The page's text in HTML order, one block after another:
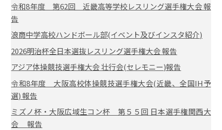
令和8年度 第62回 近畿高等学校レスリング選手権大会 報
告
浪商中学高校ハンドボール部(イベント及びインスタ紹介)
2026明治杯全日本選抜レスリング選手権大会 報告
アジア体操競技選手権大会 壮行会(セレモニー)報告
令和8年度 大阪高校体操競技選手権大会(近畿、全国IH予
選) 報告
ミズノ杯・大阪広域生コン杯 第５５回 日本選手権関西大
会 報告